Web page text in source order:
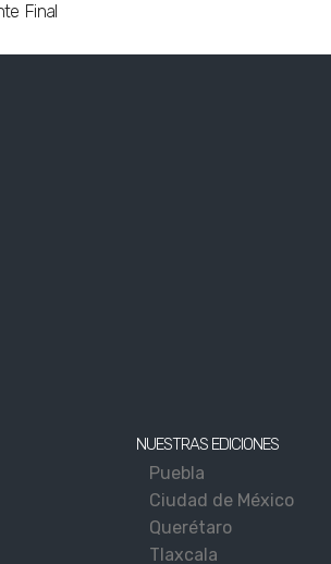
Final
NUESTRAS EDICIONES
Puebla
Ciudad de México
Querétaro
Tlaxcala